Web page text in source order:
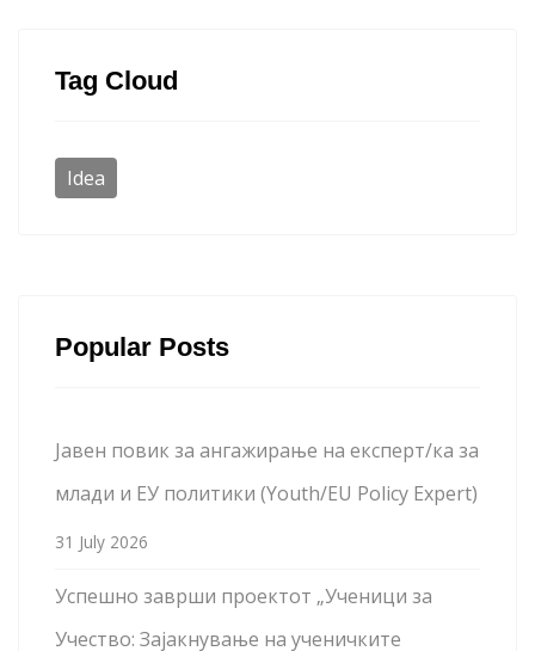
Tag Cloud
Idea
Popular Posts
Јавен повик за ангажирање на експерт/ка за
млади и ЕУ политики (Youth/EU Policy Expert)
31 July 2026
Успешно заврши проектот „Ученици за
Учество: Зајакнување на ученичките